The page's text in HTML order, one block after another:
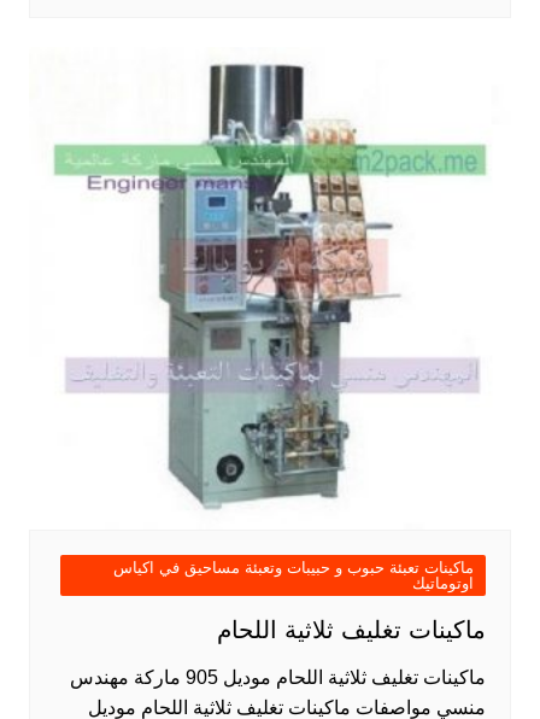
ماكينات تعبئة حبوب و حبيبات وتعبئة مساحيق في اكياس
اوتوماتيك
ماكينات تغليف ثلاثية اللحام
ماكينات تغليف ثلاثية اللحام موديل 905 ماركة مهندس
منسي مواصفات ماكينات تغليف ثلاثية اللحام موديل